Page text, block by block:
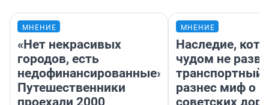
МНЕНИЕ
«Нет некрасивых
городов, есть
недофинансированные».
Путешественники
МНЕНИЕ
Наследие,
чудом не
транспортный
разнес миф о